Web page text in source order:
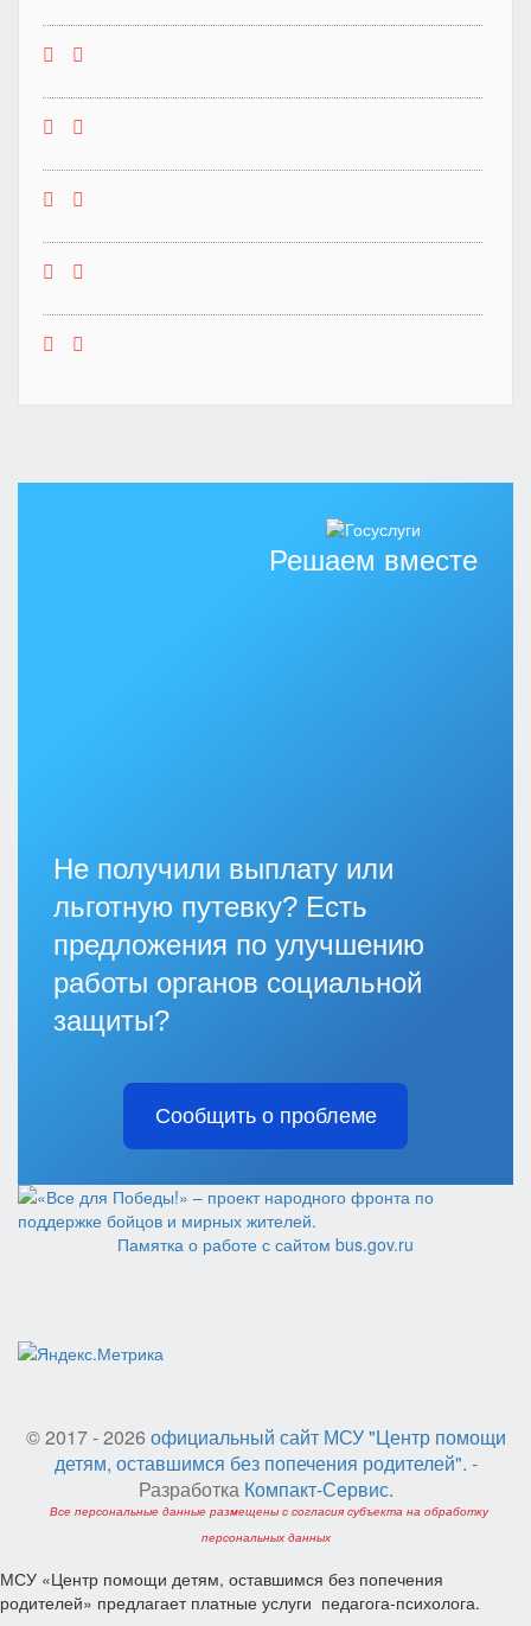
Решаем вместе
Не получили выплату или
льготную путевку? Есть
предложения по улучшению
работы органов социальной
защиты?
Сообщить о проблеме
Памятка о работе с сайтом bus.gov.ru
© 2017 - 2026 официальный сайт МСУ "Центр помощи
детям, оставшимся без попечения родителей". -
Разработка Компакт-Сервис.
Все персональные данные размещены с согласия субъекта на обработку
персональных данных
МСУ «Центр помощи детям, оставшимся без попечения
родителей» предлагает платные услуги педагога-психолога.